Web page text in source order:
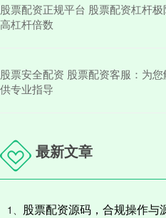
股票配资正规平台 股票配资杠杆
高杠杆倍数
股票安全配资 股票配资客服：为
供专业指导
最新文章
1、 股票配资源码，合规操作与